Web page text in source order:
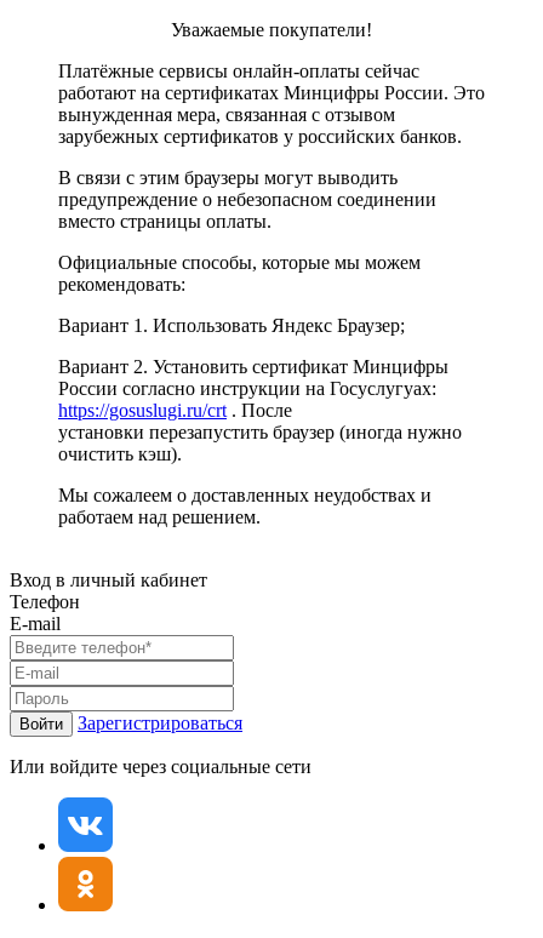
Уважаемые покупатели!
Платёжные сервисы онлайн-оплаты сейчас
работают на сертификатах Минцифры России. Это
вынужденная мера, связанная с отзывом
зарубежных сертификатов у российских банков.
В связи с этим браузеры могут выводить
предупреждение о небезопасном соединении
вместо страницы оплаты.
Официальные способы, которые мы можем
рекомендовать:
Вариант 1. Использовать Яндекс Браузер;
Вариант 2. Установить сертификат Минцифры
России согласно инструкции на Госуслугуах:
https://gosuslugi.ru/crt . После
установки перезапустить браузер (иногда нужно
очистить кэш).
Мы сожалеем о доставленных неудобствах и
работаем над решением.
Вход в личный кабинет
Телефон
E-mail
Войти Зарегистрироваться
Или войдите через социальные сети